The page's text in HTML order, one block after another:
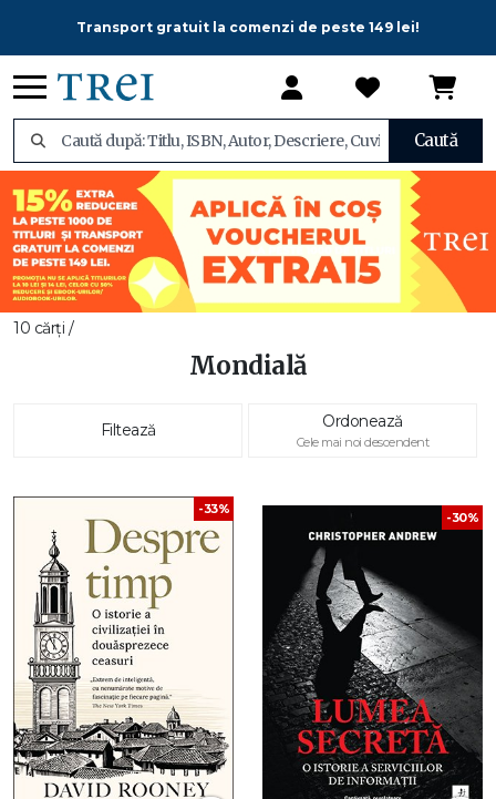
Transport gratuit la comenzi de peste 149 lei!
Caută
10 cărți /
Mondială
Filtează Ordonează
Cele mai noi descendent
-33%
-30%